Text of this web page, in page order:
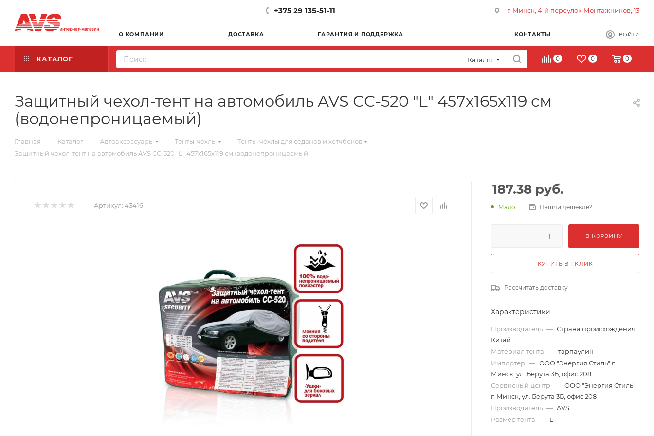
+375 29 135-51-11 г. Минск, 4-й переулок Монтажников, 13
О КОМПАНИИ ДОСТАВКА ГАРАНТИЯ И ПОДДЕРЖКА КОНТАКТЫ ВОЙТИ
КАТАЛОГ Каталог 0 0 0
Защитный чехол-тент на автомобиль AVS СС-520 "L" 457х165х119 см
(водонепроницаемый)
Главная — Каталог — Автоаксессуары — Тенты-чехлы — Тенты-чехлы для седанов и хетчбеков —
Защитный чехол-тент на автомобиль AVS СС-520 "L" 457х165х119 см (водонепроницаемый)
Артикул: 43416
187.38 руб.
Мало Нашли дешевле?
В КОРЗИНУ
КУПИТЬ В 1 КЛИК
Рассчитать доставку
Характеристики
Производитель — Страна происхождения:
Китай
Материал тента — тарпаулин
Импортер — ООО "Энергия Стиль" г.
Минск, ул. Берута 3Б, офис 208
Сервисный центр — ООО "Энергия Стиль"
г. Минск, ул. Берута 3Б, офис 208
Производитель — AVS
Размер тента — L